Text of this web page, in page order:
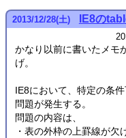
2013/12/28(土) IE8の
かなり以前に書いたメモ
げ。
IE8において、特定の条
問題が発生する。
問題の内容は、
・表の外枠の上罫線が欠